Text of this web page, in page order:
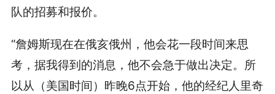
队的招募和报价。
“詹姆斯现在在俄亥俄州，他会花一段时间来思
考，据我得到的消息，他不会急于做出决定。所
以从（美国时间）昨晚6点开始，他的经纪人里奇